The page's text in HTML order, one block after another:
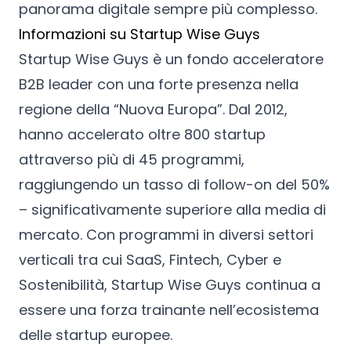
panorama digitale sempre più complesso.
Informazioni su Startup Wise Guys
Startup Wise Guys è un fondo acceleratore
B2B leader con una forte presenza nella
regione della “Nuova Europa”. Dal 2012,
hanno accelerato oltre 800 startup
attraverso più di 45 programmi,
raggiungendo un tasso di follow-on del 50%
– significativamente superiore alla media di
mercato. Con programmi in diversi settori
verticali tra cui SaaS, Fintech, Cyber e
Sostenibilità, Startup Wise Guys continua a
essere una forza trainante nell’ecosistema
delle startup europee.